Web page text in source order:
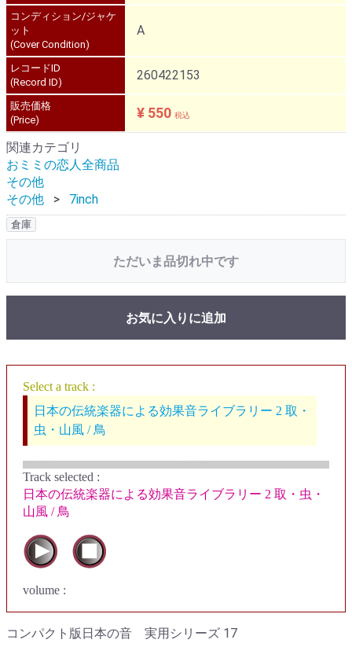
コンディション/ジャケ
ット
(Cover Condition)
A
レコードID
(Record ID)
260422153
販売価格
(Price)
¥ 550 税込
関連カテゴリ
おミミの恋人全商品
その他
その他
7inch
倉庫
ただいま品切れ中です
お気に入りに追加
Select a track :
日本の伝統楽器による効果音ライブラリー 2 取・
虫・山風 / 鳥
Track selected :
日本の伝統楽器による効果音ライブラリー 2 取・虫・
山風 / 鳥
volume :
コンパクト版日本の音 実用シリーズ 17